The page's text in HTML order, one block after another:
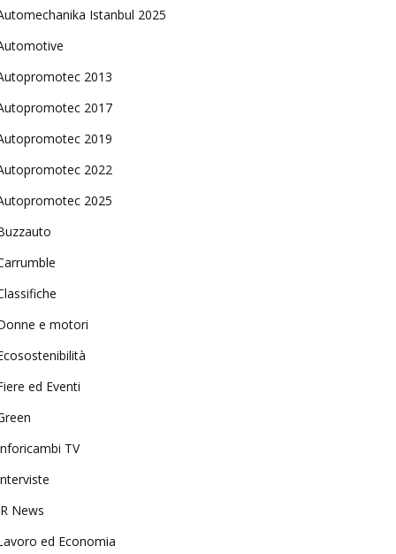
Istanbul 2025
2013
2017
2019
2022
2025
e motori
ed Eventi
TV
News
ed Economia